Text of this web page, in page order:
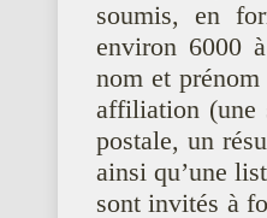
soumis, en
environ 6000
nom et
affiliation (une
postale, un
ainsi qu’une
sont invités à